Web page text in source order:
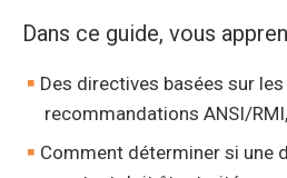
Dans ce guide, vous
Des directives basées sur
recommandations ANSI/RMI,
Comment déterminer si une